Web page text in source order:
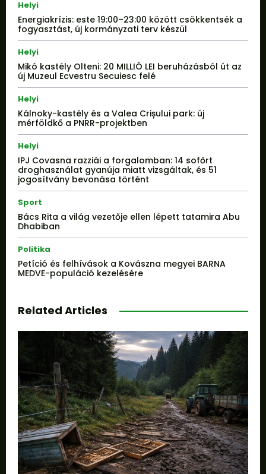
Helyi
Energiakrízis: este 19:00–23:00 között csökkentsék a
fogyasztást, új kormányzati terv készül
Helyi
Mikó kastély Olteni: 20 MILLIÓ LEI beruházásból út az
új Muzeul Ecvestru Secuiesc felé
Helyi
Kálnoky-kastély és a Valea Crișului park: új
mérföldkő a PNRR-projektben
Helyi
IPJ Covasna razziái a forgalomban: 14 sofőrt
droghasználat gyanúja miatt vizsgáltak, és 51
jogosítvány bevonása történt
Sport
Bács Rita a világ vezetője ellen lépett tatamira Abu
Dhabiban
Politika
Petíció és felhívások a Kovászna megyei BARNA
MEDVE-populáció kezelésére
Related Articles